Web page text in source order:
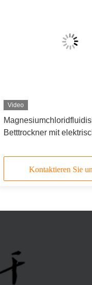
Video
Betttrockner mit
Kontaktieren Sie